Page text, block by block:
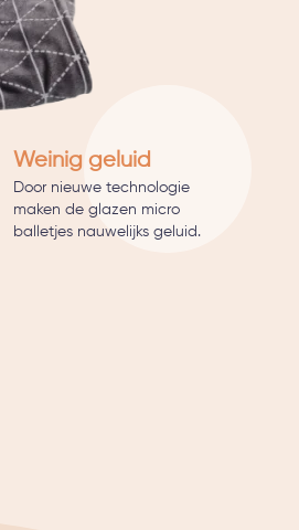
Weinig geluid
Door nieuwe technologie
maken de glazen micro
balletjes nauwelijks geluid.